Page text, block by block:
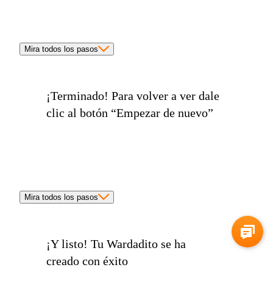
Mira todos los pasos
¡Terminado! Para volver a ver dale
clic al botón “Empezar de nuevo”
Mira todos los pasos
¡Y listo! Tu Wardadito se ha
creado con éxito